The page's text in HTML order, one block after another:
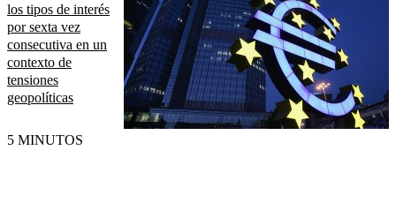
los tipos de interés
por sexta vez
consecutiva en un
contexto de
tensiones
geopolíticas
5 MINUTOS